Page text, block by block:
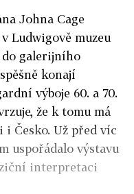
Johna Cage
Ludwigově muzeu
do galerijního
konají
výboje 60. a 70.
že k tomu má
Česko. Už před víc
uspořádalo výstavu
interpretaci